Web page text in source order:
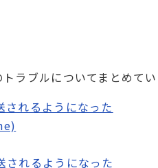
ラブルについてまとめて
れるようになった
れるようになった